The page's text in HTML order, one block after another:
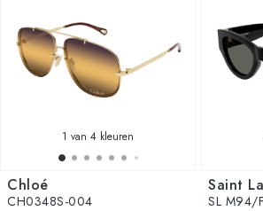
1 van 4 kleuren
Chloé
CH0348S-004
Saint
SL M94/